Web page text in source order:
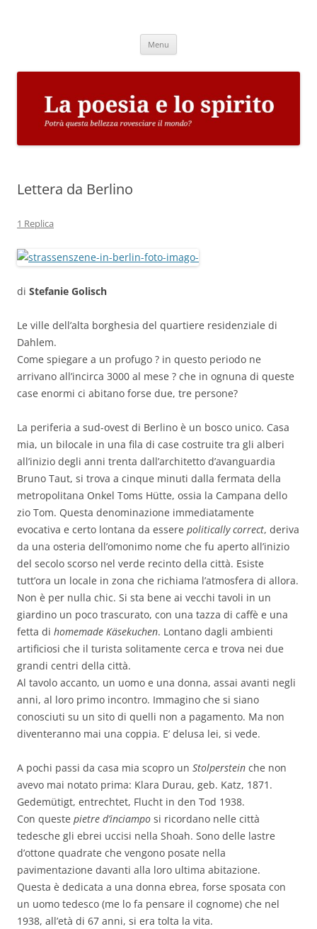
Menu
Lettera da Berlino
1 Replica
di Stefanie Golisch
Le ville dell’alta borghesia del quartiere residenziale di
Dahlem.
Come spiegare a un profugo ? in questo periodo ne
arrivano all’incirca 3000 al mese ? che in ognuna di queste
case enormi ci abitano forse due, tre persone?
La periferia a sud-ovest di Berlino è un bosco unico. Casa
mia, un bilocale in una fila di case costruite tra gli alberi
all’inizio degli anni trenta dall’architetto d’avanguardia
Bruno Taut, si trova a cinque minuti dalla fermata della
metropolitana Onkel Toms Hütte, ossia la Campana dello
zio Tom. Questa denominazione immediatamente
evocativa e certo lontana da essere politically correct, deriva
da una osteria dell’omonimo nome che fu aperto all’inizio
del secolo scorso nel verde recinto della città. Esiste
tutt’ora un locale in zona che richiama l’atmosfera di allora.
Non è per nulla chic. Si sta bene ai vecchi tavoli in un
giardino un poco trascurato, con una tazza di caffè e una
fetta di homemade Käsekuchen. Lontano dagli ambienti
artificiosi che il turista solitamente cerca e trova nei due
grandi centri della città.
Al tavolo accanto, un uomo e una donna, assai avanti negli
anni, al loro primo incontro. Immagino che si siano
conosciuti su un sito di quelli non a pagamento. Ma non
diventeranno mai una coppia. E’ delusa lei, si vede.
A pochi passi da casa mia scopro un Stolperstein che non
avevo mai notato prima: Klara Durau, geb. Katz, 1871.
Gedemütigt, entrechtet, Flucht in den Tod 1938.
Con queste pietre d’inciampo si ricordano nelle città
tedesche gli ebrei uccisi nella Shoah. Sono delle lastre
d’ottone quadrate che vengono posate nella
pavimentazione davanti alla loro ultima abitazione.
Questa è dedicata a una donna ebrea, forse sposata con
un uomo tedesco (me lo fa pensare il cognome) che nel
1938, all’età di 67 anni, si era tolta la vita.